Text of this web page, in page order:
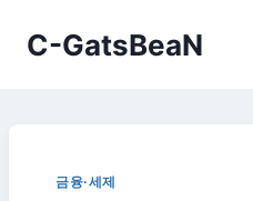
C-GatsBeaN
금융·세제